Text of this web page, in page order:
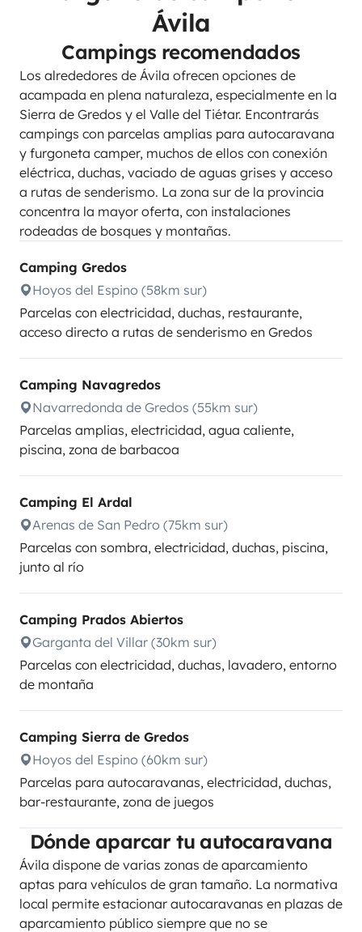
Ávila
Campings recomendados
Los alrededores de Ávila ofrecen opciones de
acampada en plena naturaleza, especialmente en la
Sierra de Gredos y el Valle del Tiétar. Encontrarás
campings con parcelas amplias para autocaravana
y furgoneta camper, muchos de ellos con conexión
eléctrica, duchas, vaciado de aguas grises y acceso
a rutas de senderismo. La zona sur de la provincia
concentra la mayor oferta, con instalaciones
rodeadas de bosques y montañas.
Camping Gredos
Hoyos del Espino (58km sur)
Parcelas con electricidad, duchas, restaurante,
acceso directo a rutas de senderismo en Gredos
Camping Navagredos
Navarredonda de Gredos (55km sur)
Parcelas amplias, electricidad, agua caliente,
piscina, zona de barbacoa
Camping El Ardal
Arenas de San Pedro (75km sur)
Parcelas con sombra, electricidad, duchas, piscina,
junto al río
Camping Prados Abiertos
Garganta del Villar (30km sur)
Parcelas con electricidad, duchas, lavadero, entorno
de montaña
Camping Sierra de Gredos
Hoyos del Espino (60km sur)
Parcelas para autocaravanas, electricidad, duchas,
bar-restaurante, zona de juegos
Dónde aparcar tu autocaravana
Ávila dispone de varias zonas de aparcamiento
aptas para vehículos de gran tamaño. La normativa
local permite estacionar autocaravanas en plazas de
aparcamiento público siempre que no se